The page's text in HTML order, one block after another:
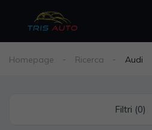
Homepage Ricerca Audi
Filtri (0)